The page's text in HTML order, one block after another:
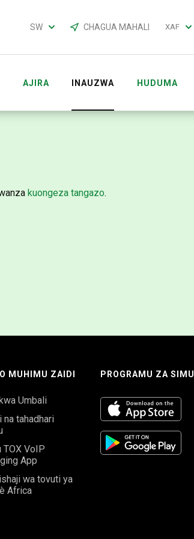
SW CHAGUA MAHALI XAF
AJIRA INAUZWA HUDUMA
kuongeza tangazo.
MUHIMU ZAIDI
Umbali
na tahadhari
TOX VoIP
App
wa tovuti ya
Africa
PROGRAMU ZA SIMU